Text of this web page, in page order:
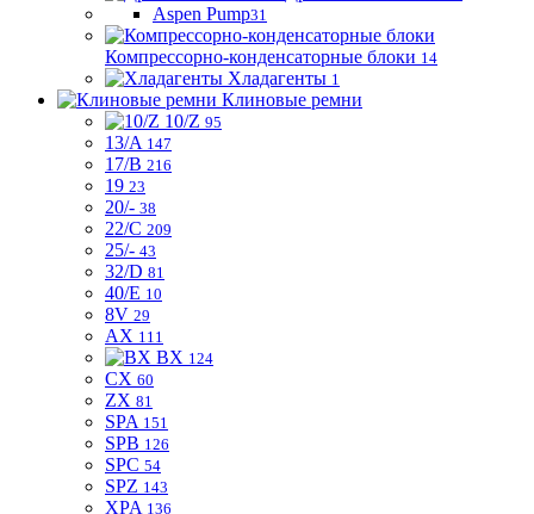
Aspen Pump31
Компрессорно-конденсаторные блоки 14
Хладагенты 1
Клиновые ремни
10/Z 95
13/A 147
17/B 216
19 23
20/- 38
22/C 209
25/- 43
32/D 81
40/E 10
8V 29
AX 111
BX 124
CX 60
ZX 81
SPA 151
SPB 126
SPC 54
SPZ 143
XPA 136